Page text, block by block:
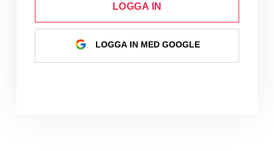
LOGGA IN
LOGGA IN MED GOOGLE